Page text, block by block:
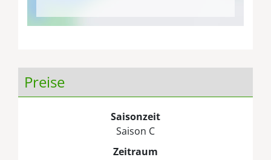
Preise
Saisonzeit
Saison C
Zeitraum